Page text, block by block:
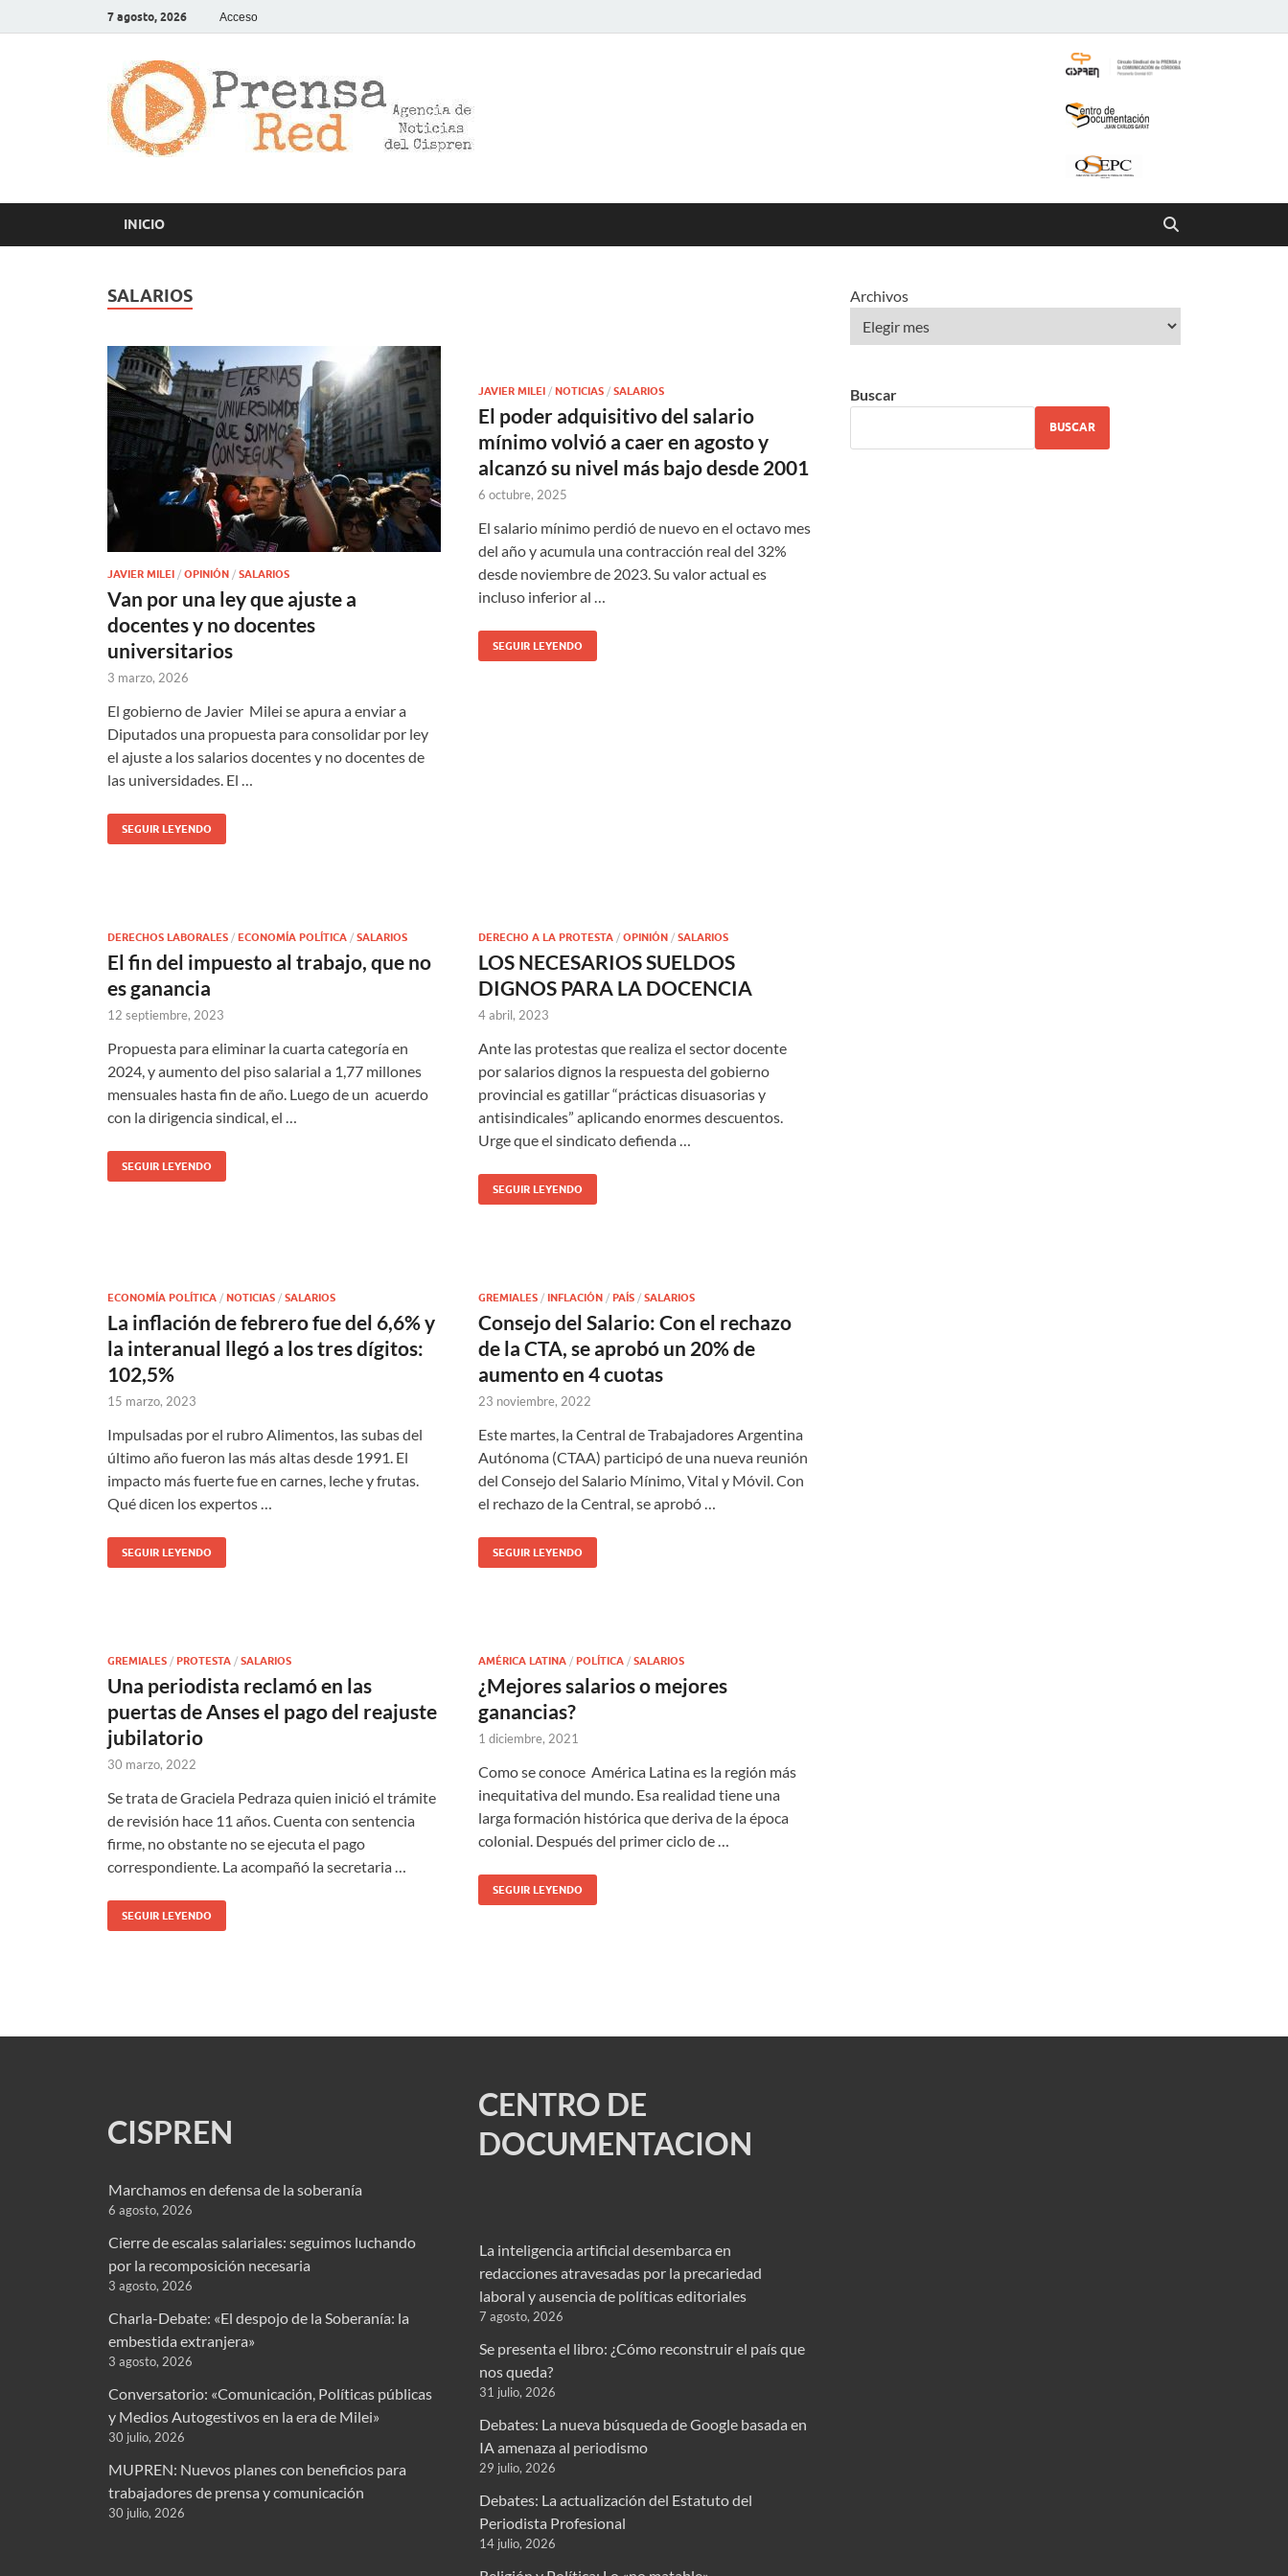
7 agosto, 2026 Acceso
INICIO
SALARIOS
JAVIER MILEI / OPINIÓN / SALARIOS
Van por una ley que ajuste a
docentes y no docentes
universitarios
3 marzo, 2026
El gobierno de Javier Milei se apura a enviar a
Diputados una propuesta para consolidar por ley
el ajuste a los salarios docentes y no docentes de
las universidades. El …
SEGUIR LEYENDO
JAVIER MILEI / NOTICIAS / SALARIOS
El poder adquisitivo del salario
mínimo volvió a caer en agosto y
alcanzó su nivel más bajo desde 2001
6 octubre, 2025
El salario mínimo perdió de nuevo en el octavo mes
del año y acumula una contracción real del 32%
desde noviembre de 2023. Su valor actual es
incluso inferior al …
SEGUIR LEYENDO
DERECHOS LABORALES / ECONOMÍA POLÍTICA / SALARIOS
El fin del impuesto al trabajo, que no
es ganancia
12 septiembre, 2023
Propuesta para eliminar la cuarta categoría en
2024, y aumento del piso salarial a 1,77 millones
mensuales hasta fin de año. Luego de un acuerdo
con la dirigencia sindical, el …
SEGUIR LEYENDO
DERECHO A LA PROTESTA / OPINIÓN / SALARIOS
LOS NECESARIOS SUELDOS
DIGNOS PARA LA DOCENCIA
4 abril, 2023
Ante las protestas que realiza el sector docente
por salarios dignos la respuesta del gobierno
provincial es gatillar “prácticas disuasorias y
antisindicales” aplicando enormes descuentos.
Urge que el sindicato defienda …
SEGUIR LEYENDO
ECONOMÍA POLÍTICA / NOTICIAS / SALARIOS
La inflación de febrero fue del 6,6% y
la interanual llegó a los tres dígitos:
102,5%
15 marzo, 2023
Impulsadas por el rubro Alimentos, las subas del
último año fueron las más altas desde 1991. El
impacto más fuerte fue en carnes, leche y frutas.
Qué dicen los expertos …
SEGUIR LEYENDO
GREMIALES / INFLACIÓN / PAÍS / SALARIOS
Consejo del Salario: Con el rechazo
de la CTA, se aprobó un 20% de
aumento en 4 cuotas
23 noviembre, 2022
Este martes, la Central de Trabajadores Argentina
Autónoma (CTAA) participó de una nueva reunión
del Consejo del Salario Mínimo, Vital y Móvil. Con
el rechazo de la Central, se aprobó …
SEGUIR LEYENDO
GREMIALES / PROTESTA / SALARIOS
Una periodista reclamó en las
puertas de Anses el pago del reajuste
jubilatorio
30 marzo, 2022
Se trata de Graciela Pedraza quien inició el trámite
de revisión hace 11 años. Cuenta con sentencia
firme, no obstante no se ejecuta el pago
correspondiente. La acompañó la secretaria …
SEGUIR LEYENDO
AMÉRICA LATINA / POLÍTICA / SALARIOS
¿Mejores salarios o mejores
ganancias?
1 diciembre, 2021
Como se conoce América Latina es la región más
inequitativa del mundo. Esa realidad tiene una
larga formación histórica que deriva de la época
colonial. Después del primer ciclo de …
SEGUIR LEYENDO
Archivos
Buscar
BUSCAR
CISPREN
Marchamos en defensa de la soberanía
6 agosto, 2026
Cierre de escalas salariales: seguimos luchando
por la recomposición necesaria
3 agosto, 2026
Charla-Debate: «El despojo de la Soberanía: la
embestida extranjera»
3 agosto, 2026
Conversatorio: «Comunicación, Políticas públicas
y Medios Autogestivos en la era de Milei»
30 julio, 2026
MUPREN: Nuevos planes con beneficios para
trabajadores de prensa y comunicación
30 julio, 2026
CENTRO DE
DOCUMENTACION
La inteligencia artificial desembarca en
redacciones atravesadas por la precariedad
laboral y ausencia de políticas editoriales
7 agosto, 2026
Se presenta el libro: ¿Cómo reconstruir el país que
nos queda?
31 julio, 2026
Debates: La nueva búsqueda de Google basada en
IA amenaza al periodismo
29 julio, 2026
Debates: La actualización del Estatuto del
Periodista Profesional
14 julio, 2026